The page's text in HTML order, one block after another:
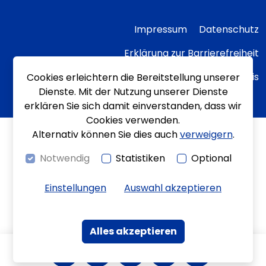
KontrastBewegungen
Leichte Sprache
Kontakt
Impressum
Datenschutz
Erklärung zur Barrierefreiheit
Transparenzhinweis
Cookies erleichtern die Bereitstellung unserer
Dienste. Mit der Nutzung unserer Dienste
erklären Sie sich damit einverstanden, dass wir
Cookies verwenden.
Alternativ können Sie dies auchverweigern.
Notwendig
Statistiken Optional
Einstellungen Auswahl akzeptieren
Alles akzeptieren